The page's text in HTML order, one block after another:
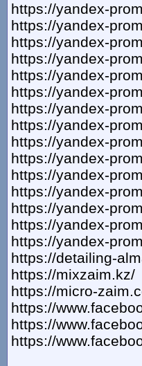
https://yandex-
https://yandex-
https://yandex-
https://yandex-
https://yandex-
https://yandex-
https://yandex-
https://yandex-
https://yandex-
https://yandex-
https://yandex-
https://yandex-
https://yandex-
https://yandex-
https://yandex-
https://detailing-
https://mixzaim.kz/
https://micro-
https://
https://
https://